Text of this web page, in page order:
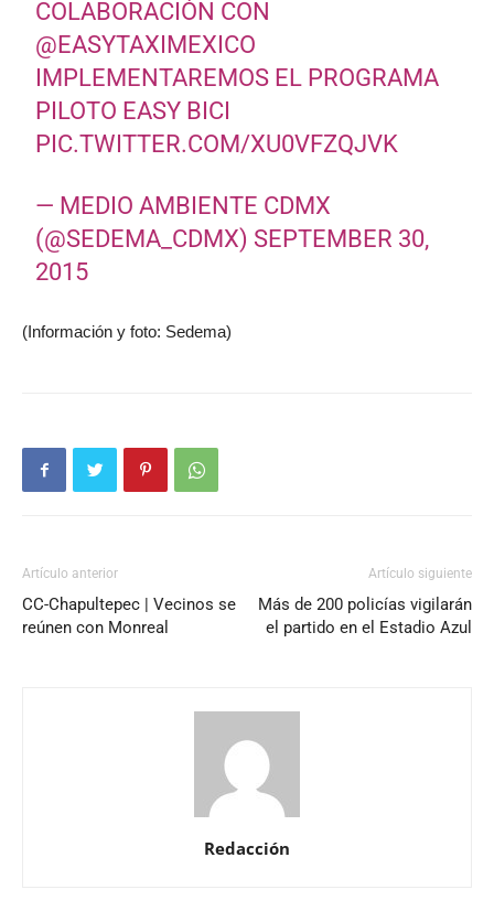
COLABORACIÓN CON
@EASYTAXIMEXICO
IMPLEMENTAREMOS EL PROGRAMA
PILOTO EASY BICI
PIC.TWITTER.COM/XU0VFZQJVK
— MEDIO AMBIENTE CDMX
(@SEDEMA_CDMX) SEPTEMBER 30,
2015
(Información y foto: Sedema)
Artículo anterior
CC-Chapultepec | Vecinos se
reúnen con Monreal
Artículo siguiente
Más de 200 policías vigilarán
el partido en el Estadio Azul
Redacción